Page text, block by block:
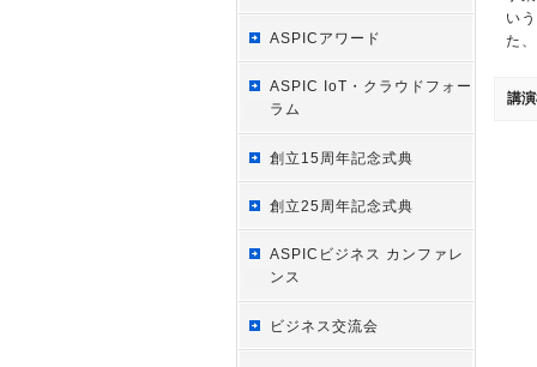
ASPICアワード
ASPIC IoT・クラウドフォー
ラム
創立15周年記念式典
創立25周年記念式典
ASPICビジネス カンファレ
ンス
ビジネス交流会
い
た
講